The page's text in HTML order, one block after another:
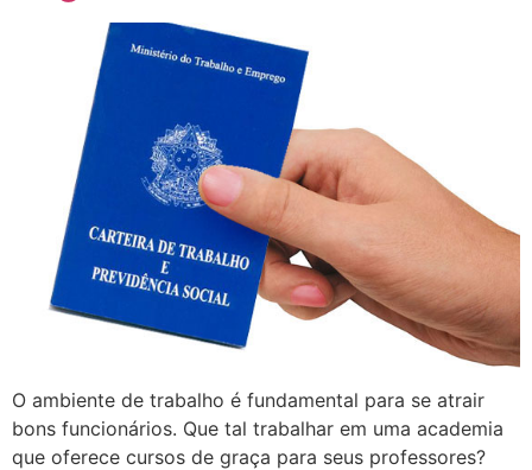
O ambiente de trabalho é fundamental para se atrair
bons funcionários. Que tal trabalhar em uma academia
que oferece cursos de graça para seus professores?